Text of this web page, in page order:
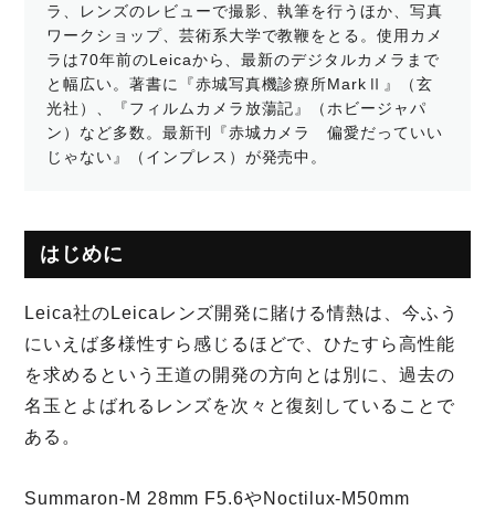
ラ、レンズのレビューで撮影、執筆を行うほか、写真
ワークショップ、芸術系大学で教鞭をとる。使用カメ
ラは70年前のLeicaから、最新のデジタルカメラまで
と幅広い。著書に『赤城写真機診療所MarkⅡ』（玄
光社）、『フィルムカメラ放蕩記』（ホビージャパ
ン）など多数。最新刊『赤城カメラ 偏愛だっていい
じゃない』（インプレス）が発売中。
はじめに
Leica社のLeicaレンズ開発に賭ける情熱は、今ふう
にいえば多様性すら感じるほどで、ひたすら高性能
を求めるという王道の開発の方向とは別に、過去の
名玉とよばれるレンズを次々と復刻していることで
ある。
Summaron-M 28mm F5.6やNoctilux-M50mm